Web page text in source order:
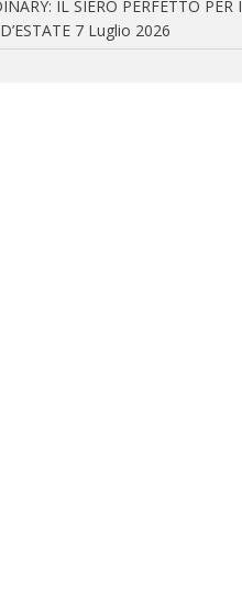
IL SIERO PERFETTO PER I
7 Luglio 2026